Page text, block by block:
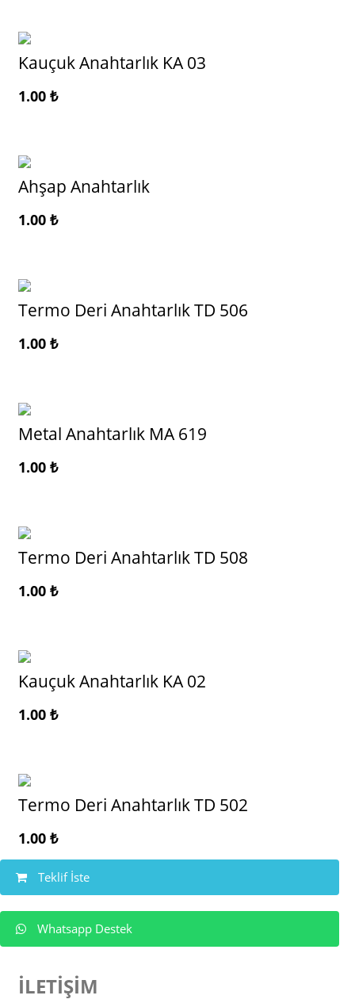
Kauçuk Anahtarlık KA 03
1.00 ₺
Ahşap Anahtarlık
1.00 ₺
Termo Deri Anahtarlık TD 506
1.00 ₺
Metal Anahtarlık MA 619
1.00 ₺
Termo Deri Anahtarlık TD 508
1.00 ₺
Kauçuk Anahtarlık KA 02
1.00 ₺
Termo Deri Anahtarlık TD 502
1.00 ₺
Teklif İste
Whatsapp Destek
İLETİŞİM